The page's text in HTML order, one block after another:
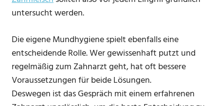
untersucht werden.
Die eigene Mundhygiene spielt ebenfalls eine
entscheidende Rolle. Wer gewissenhaft putzt und
regelmäßig zum Zahnarzt geht, hat oft bessere
Voraussetzungen für beide Lösungen.
Deswegen ist das Gespräch mit einem erfahrenen